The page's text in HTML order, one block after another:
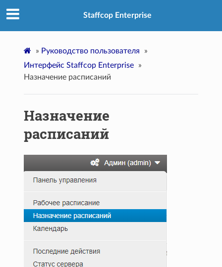
Staffcop Enterprise
» Руководство пользователя
»
Интерфейс Staffcop Enterprise
»
Назначение расписаний
Назначение
расписаний